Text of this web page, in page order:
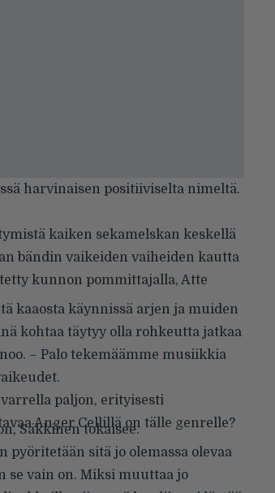
harvinaisen positiiviselta nimeltä.
kaiken sekamelskan keskellä
bändin vaikeiden vaiheiden kautta
kunnon pommittajalla, Atte
kaaosta käynnissä arjen ja muiden
kohtaa täytyy olla rohkeutta jatkaa
– Palo tekemäämme musiikkia
paljon, erityisesti
Anger Cellillä on tälle genrelle?
Säkkinen tokaisee.
pyöritetään sitä jo olemassa olevaa
se vain on. Miksi muuttaa jo